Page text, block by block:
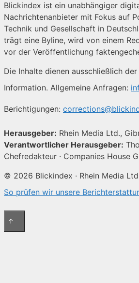
Blickindex ist ein unabhängiger
Nachrichtenanbieter mit Fokus auf
Technik und Gesellschaft in
trägt eine Byline, wird von einem
vor der Veröffentlichung
Die Inhalte dienen ausschließlich
Information. Allgemeine Anfragen:
Berichtigungen:
Herausgeber: Rhein Media Ltd.,
Verantwortlicher Herausgeber:
Chefredakteur · Companies House
© 2026 Blickindex · Rhein Media
So prüfen wir unsere
↑